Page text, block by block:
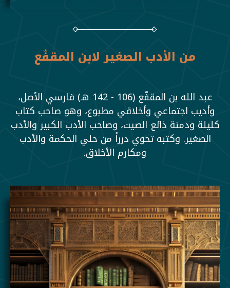
من الأدب الصغير لابن المقفّع
عبد الله بن المقفّع (106 - 142 هـ) فارسي الأصل،
وأديب اجتماعي وأخلاقي مطبوع، وهو صاحب كتاب
كليلة ودمنة ذائع الصيت، وصاحب الأدب الكبير والأدب
الصغير. وكتبه تحوي درراً من حلي الحكمة والأدب
ومكارم الأخلاق.